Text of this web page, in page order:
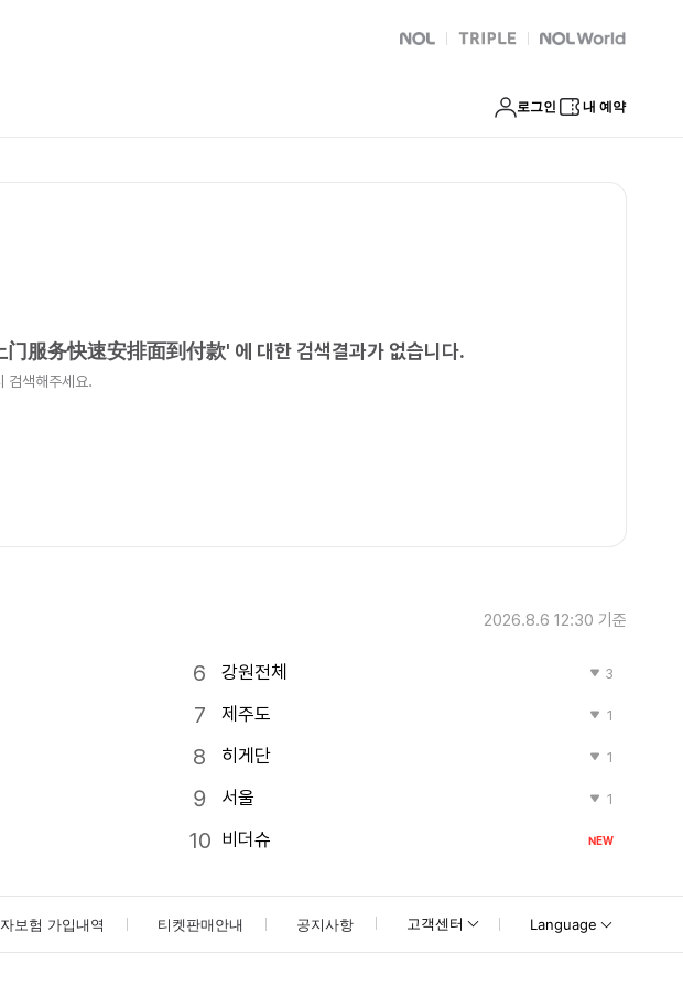
快速安排面到付款 NOL 트리플 Global Interpark
로그인 내 예약
服务快速安排面到付款' 에 대한 검색결과가 없습니다.
검색해주세요.
2026.8.6 12:30 기준
강원전체 3
제주도 1
히게단 1
서울 1
비더슈 NEW
보험 가입내역 티켓판매안내 공지사항 고객센터 Language